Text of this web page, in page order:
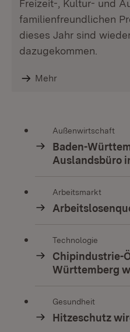
Freizeit-, Kultur- und
familienfreundlichen
dieses Jahr sind
dazugekommen.
Mehr
Außenwirtschaft
Baden-
Auslandsbüro
Arbeitsmarkt
Technologie
Chipindustrie-
Württemberg
Gesundheit
Hitzeschutz